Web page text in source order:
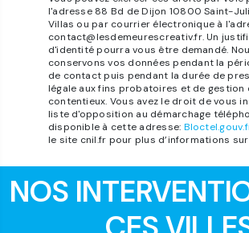
l'adresse 88 Bd de Dijon 10800 Saint-
Villas ou par courrier électronique à
contact@lesdemeurescreativ.fr. Un
d'identité pourra vous être demandé.
conservons vos données pendant la
de contact puis pendant la durée de
légale aux fins probatoires et de gestion
contentieux. Vous avez le droit de vous
liste d'opposition au démarchage
disponible à cette adresse:
le site cnil.fr pour plus d’informations
NOS